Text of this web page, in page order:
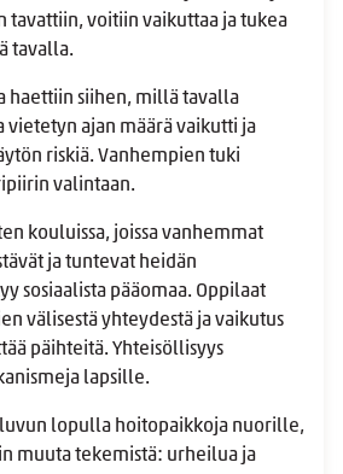
tavattiin, voitiin vaikuttaa ja tukea
tavalla.
haettiin siihen, millä tavalla
vietetyn ajan määrä vaikutti ja
riskiä. Vanhempien tuki
valintaan.
kouluissa, joissa vanhemmat
ja tuntevat heidän
sosiaalista pääomaa. Oppilaat
välisestä yhteydestä ja vaikutus
päihteitä. Yhteisöllisyys
lapsille.
luvun lopulla hoitopaikkoja nuorille,
muuta tekemistä: urheilua ja